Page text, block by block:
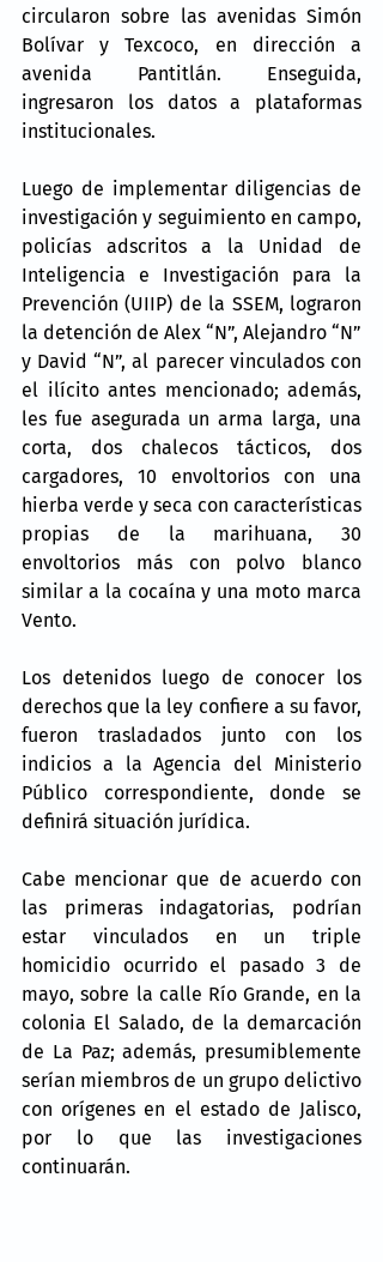
circularon sobre las avenidas Simón
Bolívar y Texcoco, en dirección a
avenida Pantitlán. Enseguida,
ingresaron los datos a plataformas
institucionales.
Luego de implementar diligencias de
investigación y seguimiento en campo,
policías adscritos a la Unidad de
Inteligencia e Investigación para la
Prevención (UIIP) de la SSEM, lograron
la detención de Alex “N”, Alejandro “N”
y David “N”, al parecer vinculados con
el ilícito antes mencionado; además,
les fue asegurada un arma larga, una
corta, dos chalecos tácticos, dos
cargadores, 10 envoltorios con una
hierba verde y seca con características
propias de la marihuana, 30
envoltorios más con polvo blanco
similar a la cocaína y una moto marca
Vento.
Los detenidos luego de conocer los
derechos que la ley confiere a su favor,
fueron trasladados junto con los
indicios a la Agencia del Ministerio
Público correspondiente, donde se
definirá situación jurídica.
Cabe mencionar que de acuerdo con
las primeras indagatorias, podrían
estar vinculados en un triple
homicidio ocurrido el pasado 3 de
mayo, sobre la calle Río Grande, en la
colonia El Salado, de la demarcación
de La Paz; además, presumiblemente
serían miembros de un grupo delictivo
con orígenes en el estado de Jalisco,
por lo que las investigaciones
continuarán.